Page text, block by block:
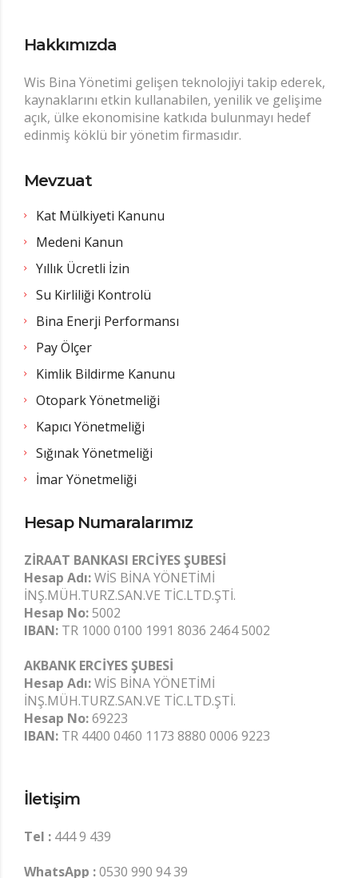
Hakkımızda
Wis Bina Yönetimi gelişen teknolojiyi takip ederek,
kaynaklarını etkin kullanabilen, yenilik ve gelişime
açık, ülke ekonomisine katkıda bulunmayı hedef
edinmiş köklü bir yönetim firmasıdır.
Mevzuat
Kat Mülkiyeti Kanunu
Medeni Kanun
Yıllık Ücretli İzin
Su Kirliliği Kontrolü
Bina Enerji Performansı
Pay Ölçer
Kimlik Bildirme Kanunu
Otopark Yönetmeliği
Kapıcı Yönetmeliği
Sığınak Yönetmeliği
İmar Yönetmeliği
Hesap Numaralarımız
ZİRAAT BANKASI ERCİYES ŞUBESİ
Hesap Adı:WİS BİNA YÖNETİMİ
İNŞ.MÜH.TURZ.SAN.VE TİC.LTD.ŞTİ.
Hesap No:5002
IBAN: TR 1000 0100 1991 8036 2464 5002
AKBANK ERCİYES ŞUBESİ
Hesap Adı:WİS BİNA YÖNETİMİ
İNŞ.MÜH.TURZ.SAN.VE TİC.LTD.ŞTİ.
Hesap No:69223
IBAN: TR 4400 0460 1173 8880 0006 9223
İletişim
Tel : 444 9 439
WhatsApp :0530 990 94 39